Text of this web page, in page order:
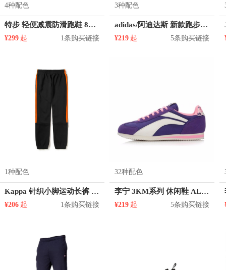
4种配色
特步 轻便减震防滑跑鞋 880219115327
¥299 起 1条购买链接
3种配色
adidas/阿迪达斯 新款跑步训练小脚运动长裤 FM6813
¥219 起 5条购买链接
1种配色
Kappa 针织小脚运动长裤 K0A52AK77
¥206 起 1条购买链接
32种配色
李宁 3KM系列 休闲鞋 ALCK116
¥219 起 5条购买链接